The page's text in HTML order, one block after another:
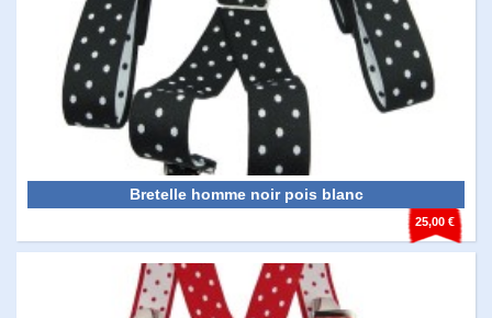
25,00 €
Bretelle homme noir pois blanc